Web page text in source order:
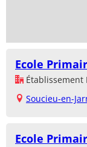
Ecole
Établissement
Soucieu-en-
Ecole